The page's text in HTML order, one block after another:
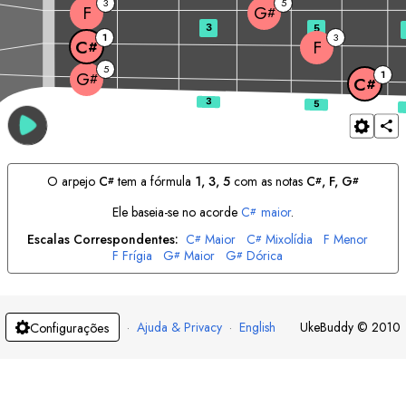
G# 5
C# 1
C# 1 F 3
F G#
3 5
O arpejo C# tem a fórmula 1, 3, 5 com as notas C#, F, G#
Ele baseia-se no acorde C# maior.
Escalas Correspondentes: C# Maior C# Mixolídia F Menor
F Frígia G# Maior G# Dórica
Configurações · Ajuda & Privacy · English UkeBuddy © 2010